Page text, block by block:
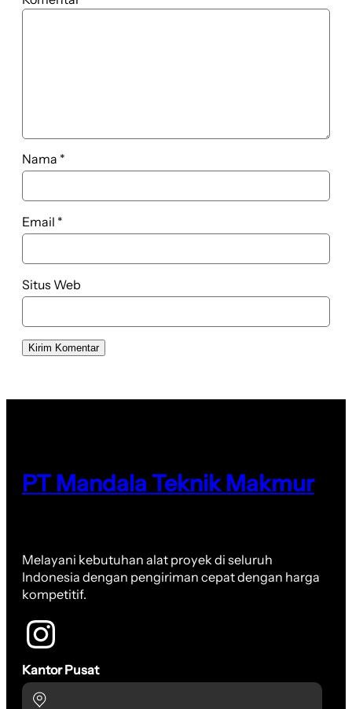
Nama *
Email *
Situs Web
PT Mandala Teknik Makmur
Melayani kebutuhan alat proyek di seluruh
Indonesia dengan pengiriman cepat dengan harga
kompetitif.
Kantor Pusat